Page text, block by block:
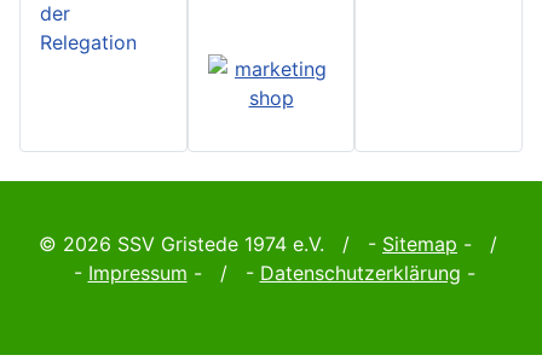
der
Relegation
© 2026 SSV Gristede 1974 e.V. / - Sitemap - /
- Impressum - / - Datenschutzerklärung -